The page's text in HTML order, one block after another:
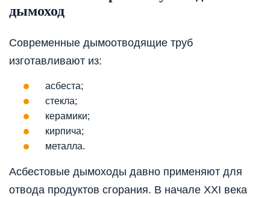
дымоход
Современные дымоотводящие труб
изготавливают из:
асбеста;
стекла;
керамики;
кирпича;
металла.
Асбестовые дымоходы давно применяют для
отвода продуктов сгорания. В начале XXI века